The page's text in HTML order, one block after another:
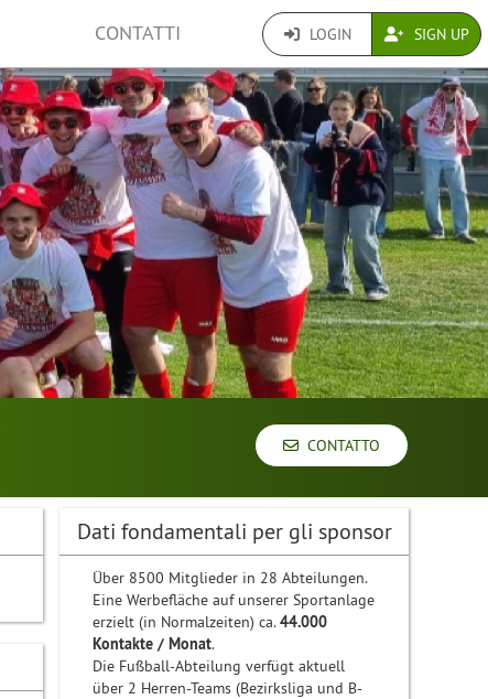
CONTATTI LOGIN SIGN UP
CONTATTO
Dati fondamentali per gli sponsor
Über 8500 Mitglieder in 28 Abteilungen.
Eine Werbefläche auf unserer Sportanlage
erzielt (in Normalzeiten) ca.44.000
Kontakte / Monat.
Die Fußball-Abteilung verfügt aktuell
über 2 Herren-Teams (Bezirksliga und B-